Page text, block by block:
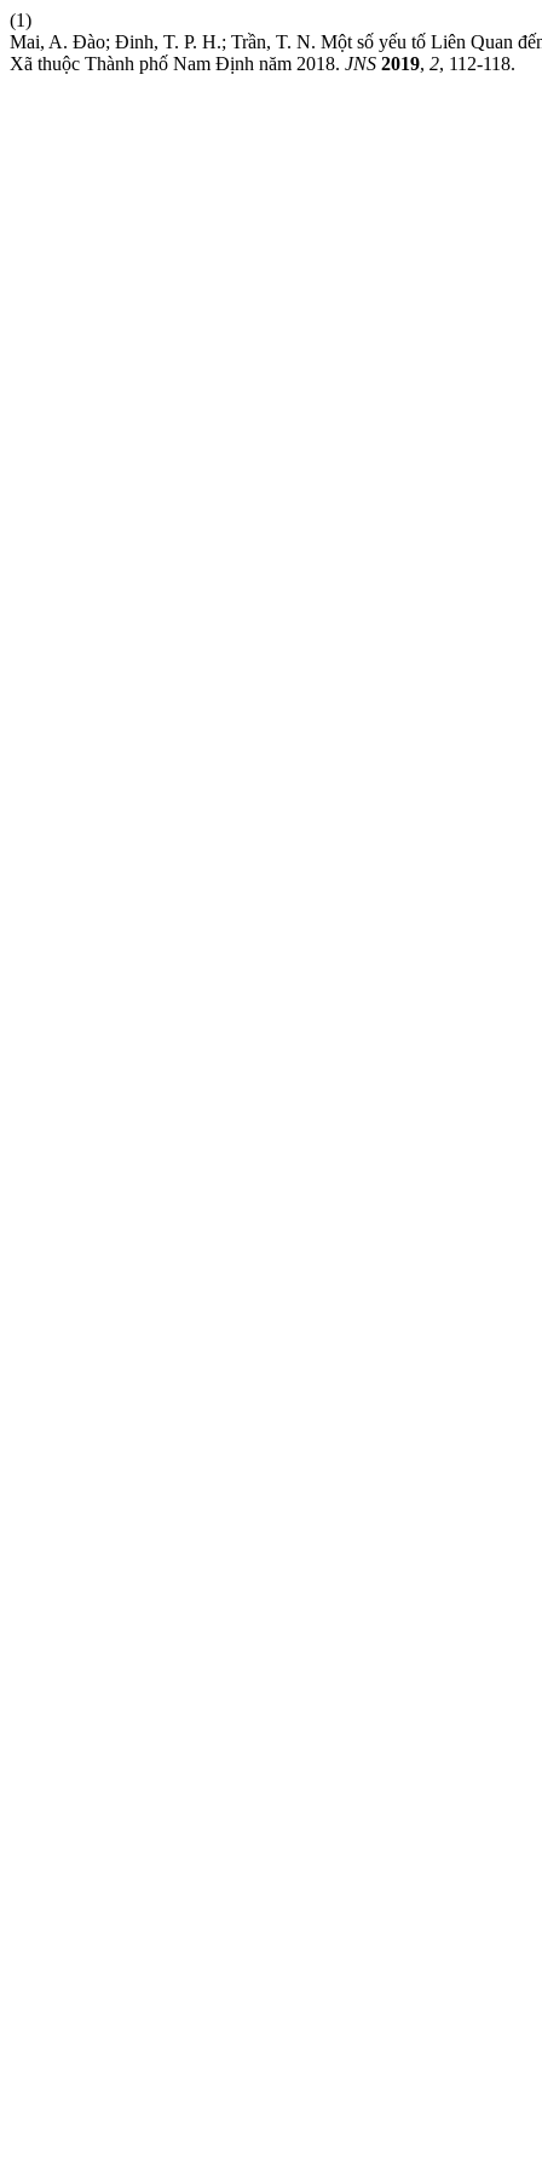
(1)
Mai, A. Đào; Đinh, T. P. H.; Trần, T. N. Một số yếu tố Liên Quan
Xã thuộc Thành phố Nam Định năm 2018. JNS 2019, 2, 112-118.